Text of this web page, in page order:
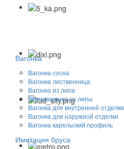
Вагонка
Вагонка сосна
Вагонка лиственница
Вагонка из липа
Термовагонка из липы
Вагонка для внутренней отделки
Вагонка для наружной отделки
Вагонка карельский профиль
Имитация бруса